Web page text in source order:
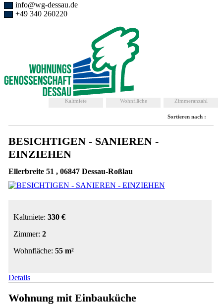
info@wg-dessau.de
+49 340 260220
Zimmeranzahl
Wohnfläche
Kaltmiete
Sortieren nach :
BESICHTIGEN - SANIEREN -
EINZIEHEN
Ellerbreite 51 , 06847 Dessau-Roßlau
Kaltmiete: 330 €
Zimmer: 2
Wohnfläche: 55 m²
Details
Wohnung mit Einbauküche